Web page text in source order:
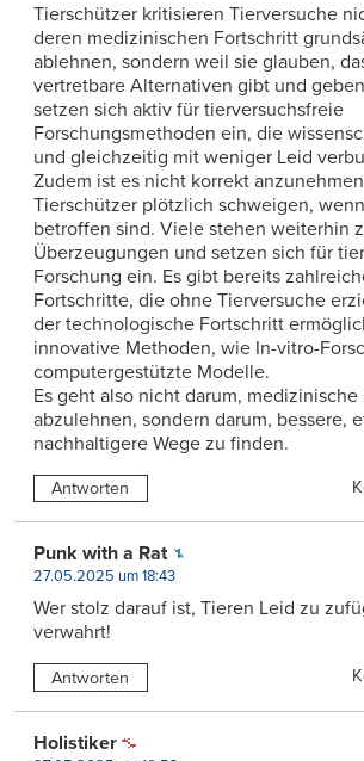
Tierschützer kritisieren Tierversuche
deren medizinischen Fortschritt
ablehnen, sondern weil sie glauben,
vertretbare Alternativen gibt und
setzen sich aktiv für tierversuchsfreie
Forschungsmethoden ein, die
und gleichzeitig mit weniger Leid
Zudem ist es nicht korrekt
Tierschützer plötzlich schweigen,
betroffen sind. Viele stehen weiterhin
Überzeugungen und setzen sich für
Forschung ein. Es gibt bereits
Fortschritte, die ohne Tierversuche
der technologische Fortschritt
innovative Methoden, wie In-vitro-
computergestützte Modelle.
Es geht also nicht darum,
abzulehnen, sondern darum, bessere,
nachhaltigere Wege zu finden.
Antworten
Punk with a Rat
27.05.2025 um 18:43
Wer stolz darauf ist, Tieren Leid zu
verwahrt!
Antworten
Holistiker